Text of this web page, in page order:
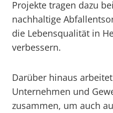
Projekte tragen dazu
nachhaltige
die Lebensqualität in
verbessern.
Darüber hinaus
Unternehmen und
zusammen, um auch